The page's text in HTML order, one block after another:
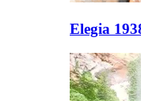
Elegia